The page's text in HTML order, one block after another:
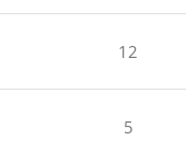
12
5